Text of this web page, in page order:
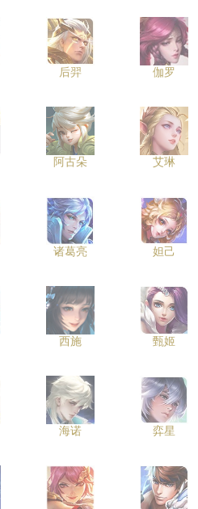
后羿 伽罗
阿古朵 艾琳
诸葛亮 妲己
西施 甄姬
海诺 弈星